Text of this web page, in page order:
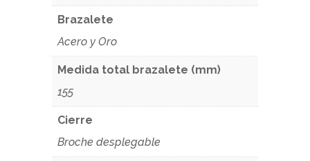
Brazalete
Acero y Oro
Medida total brazalete (mm)
155
Cierre
Broche desplegable